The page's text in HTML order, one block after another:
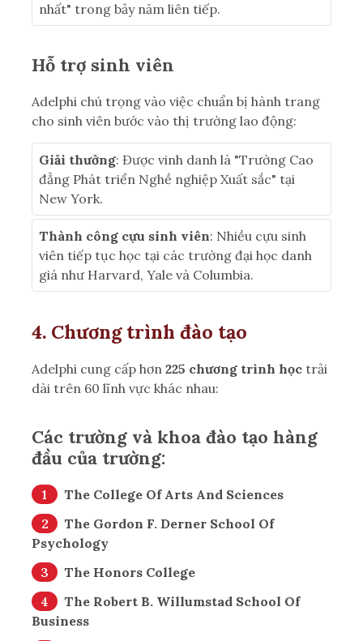
nhất" trong bảy năm liên tiếp.
Hỗ trợ sinh viên
Adelphi chú trọng vào việc chuẩn bị hành trang
cho sinh viên bước vào thị trường lao động:
Giải thưởng: Được vinh danh là "Trường Cao
đẳng Phát triển Nghề nghiệp Xuất sắc" tại
New York.
Thành công cựu sinh viên: Nhiều cựu sinh
viên tiếp tục học tại các trường đại học danh
giá như Harvard, Yale và Columbia.
4. Chương trình đào tạo
Adelphi cung cấp hơn 225 chương trình học trải
dài trên 60 lĩnh vực khác nhau:
Các trường và khoa đào tạo hàng
đầu của trường:
The College Of Arts And Sciences
The Gordon F. Derner School Of
Psychology
The Honors College
The Robert B. Willumstad School Of
Business